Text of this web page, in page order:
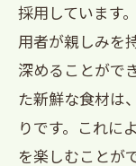
食事を
促進
持続可
の取り
西宮市で
採用しています
用者が親しみを
深めることがで
た新鮮な食材は
りです。これに
を楽しむことが